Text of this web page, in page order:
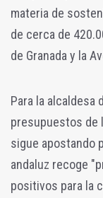
materia de
de cerca de
de Granada y la
Para la alcaldesa
presupuestos de
sigue apostando
andaluz recoge
positivos para la